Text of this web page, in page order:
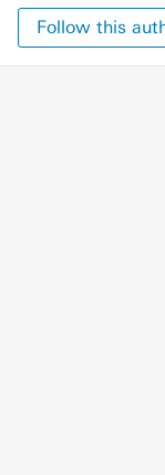
Follow this